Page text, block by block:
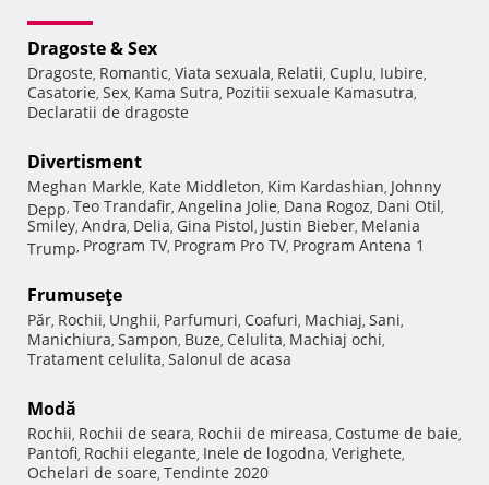
Dragoste & Sex
Dragoste, Romantic, Viata sexuala, Relatii, Cuplu, Iubire,
Casatorie, Sex, Kama Sutra, Pozitii sexuale Kamasutra,
Declaratii de dragoste
Divertisment
Meghan Markle, Kate Middleton, Kim Kardashian, Johnny
Depp, Teo Trandafir, Angelina Jolie, Dana Rogoz, Dani Otil,
Smiley, Andra, Delia, Gina Pistol, Justin Bieber, Melania
Trump, Program TV, Program Pro TV, Program Antena 1
Frumuseţe
Păr, Rochii, Unghii, Parfumuri, Coafuri, Machiaj, Sani,
Manichiura, Sampon, Buze, Celulita, Machiaj ochi,
Tratament celulita, Salonul de acasa
Modă
Rochii, Rochii de seara, Rochii de mireasa, Costume de baie,
Pantofi, Rochii elegante, Inele de logodna, Verighete,
Ochelari de soare, Tendinte 2020